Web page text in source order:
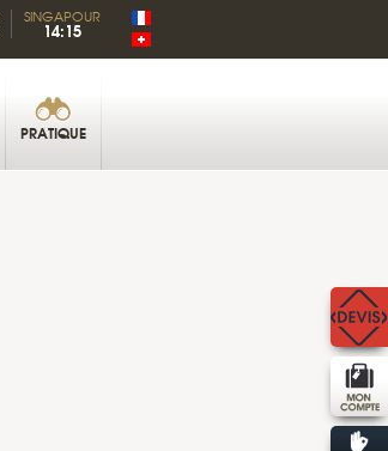
SINGAPOUR
14:15
PRATIQUE